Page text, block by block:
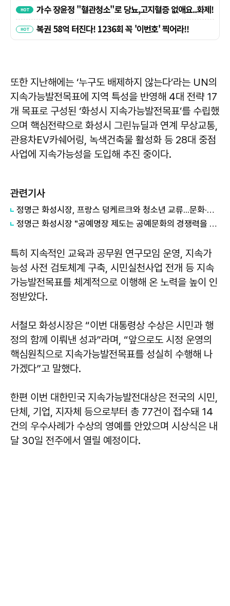
또한 지난해에는 ‘누구도 배제하지 않는다’라는 UN의
지속가능발전목표에 지역 특성을 반영해 4대 전략 17
개 목표로 구성된 ‘화성시 지속가능발전목표’를 수립했
으며 핵심전략으로 화성시 그린뉴딜과 연계 무상교통,
관용차EV카쉐어링, 녹색건축물 활성화 등 28대 중점
사업에 지속가능성을 도입해 추진 중이다.
관련기사
정명근 화성시장, 프랑스 덩케르크와 청소년 교류...문화·교육 협력 확대
정명근 화성시장 "공예명장 제도는 공예문화의 경쟁력을 높이는 기반"
특히 지속적인 교육과 공무원 연구모임 운영, 지속가
능성 사전 검토체계 구축, 시민실천사업 전개 등 지속
가능발전목표를 체계적으로 이행해 온 노력을 높이 인
정받았다.
서철모 화성시장은 “이번 대통령상 수상은 시민과 행
정의 함께 이뤄낸 성과”라며, “앞으로도 시정 운영의
핵심원칙으로 지속가능발전목표를 성실히 수행해 나
가겠다”고 말했다.
한편 이번 대한민국 지속가능발전대상은 전국의 시민,
단체, 기업, 지자체 등으로부터 총 77건이 접수돼 14
건의 우수사례가 수상의 영예를 안았으며 시상식은 내
달 30일 전주에서 열릴 예정이다.